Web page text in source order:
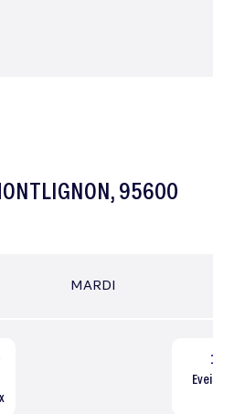
95600
MARDI
15:30
Eveil Judo